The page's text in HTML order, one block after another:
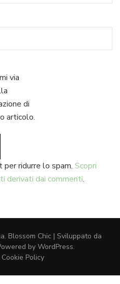
via
di
articolo.
ridurre lo spam. Scopri
derivati dai commenti.
. Blossom Chic | Sviluppato da
by WordPress.
Policy